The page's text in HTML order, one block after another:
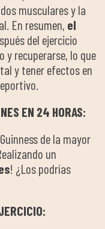
musculares y la
En resumen, el
del ejercicio
recuperarse, lo que
y tener efectos en
EN 24 HORAS:
de la mayor
un
! ¿Los podrías